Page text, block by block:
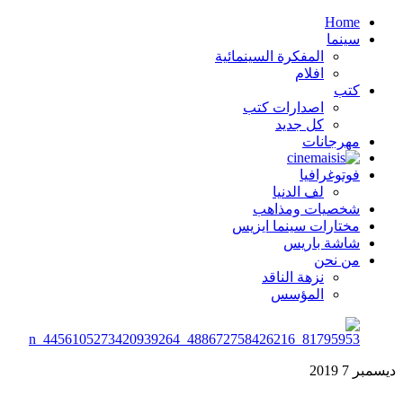
Home
سينما
المفكرة السينمائية
افلام
كتب
اصدارات كتب
كل جديد
مهرجانات
فوتوغرافيا
لف الدنيا
شخصيات ومذاهب
مختارات سينما ايزيس
شاشة باريس
من نحن
نزهة الناقد
المؤسس
ديسمبر 7
2019